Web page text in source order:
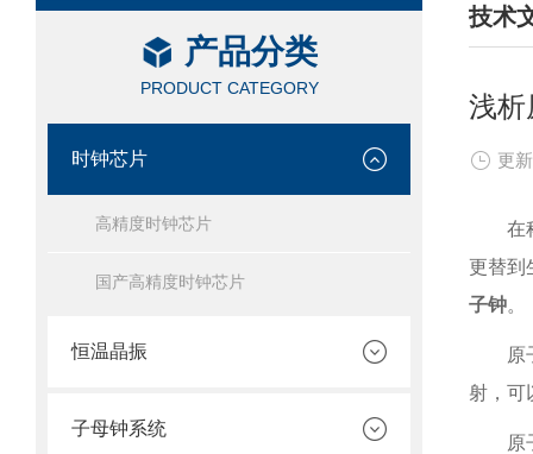
产品分类
PRODUCT CATEGORY
时钟芯片
高精度时钟芯片
国产高精度时钟芯片
恒温晶振
子母钟系统
技术
/
浅析
更
在
更替到
子钟。
原
射，可
原